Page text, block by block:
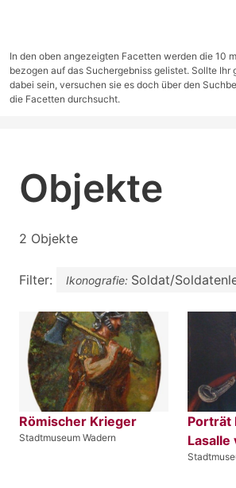
In den oben angezeigten Facetten werden die 10
bezogen auf das Suchergebniss gelistet. Sollte Ihr
dabei sein, versuchen sie es doch über den
die Facetten durchsucht.
Objekte
2 Objekte
Filter: Ikonografie: Soldat/
Römischer Krieger
Stadtmuseum Wadern
Porträt
Lasalle